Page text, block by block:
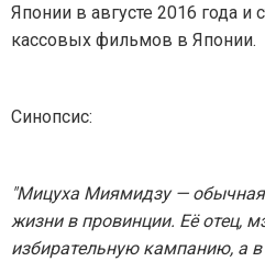
Японии в августе 2016 года и
кассовых фильмов в Японии.
Синопсис:
"Мицуха Миямидзу —
жизни в провинции. Её отец,
избирательную кампанию, а